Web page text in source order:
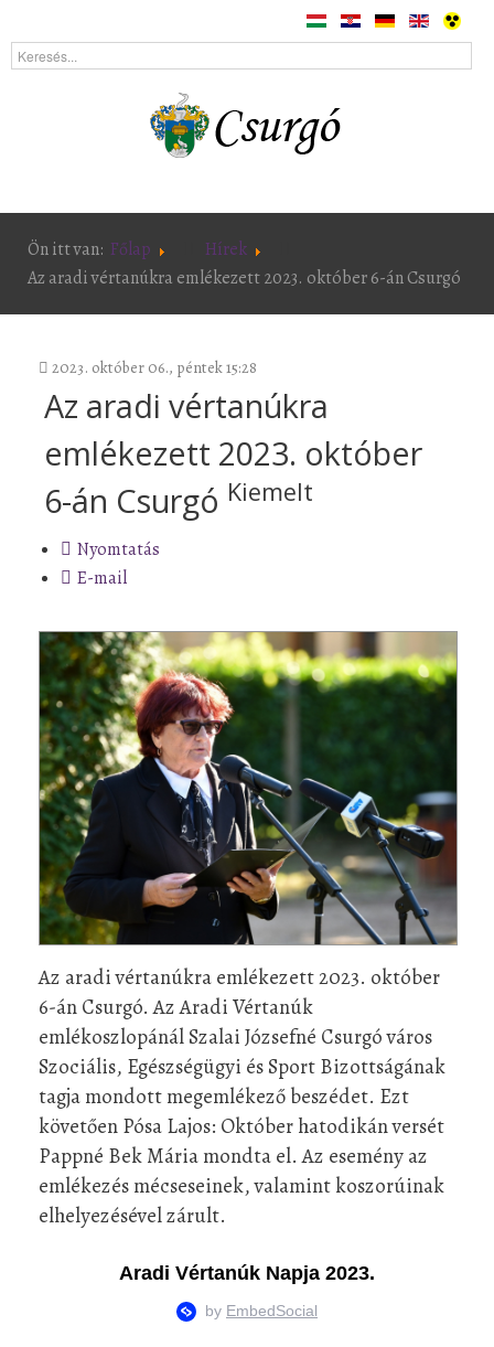
Ön itt van: Főlap
Hírek
Az aradi vértanúkra emlékezett 2023. október 6-án Csurgó
2023. október 06., péntek 15:28
Az aradi vértanúkra
emlékezett 2023. október
6-án Csurgó Kiemelt
Nyomtatás
E-mail
Az aradi vértanúkra emlékezett 2023. október
6-án Csurgó. Az Aradi Vértanúk
emlékoszlopánál Szalai Józsefné Csurgó város
Szociális, Egészségügyi és Sport Bizottságának
tagja mondott megemlékező beszédet. Ezt
követően Pósa Lajos: Október hatodikán versét
Pappné Bek Mária mondta el. Az esemény az
emlékezés mécseseinek, valamint koszorúinak
elhelyezésével zárult.